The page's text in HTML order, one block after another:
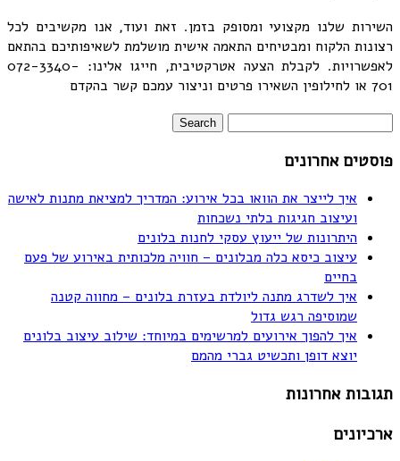
השירות שלנו מקצועי ומסופק בזמן. זאת ועוד, אנו מקשיבים לכל
רצונות הלקוח ומבטיחים התאמה אישית מושלמת לשאיפותיכם בהתאם
לאפשרויות. לקבלת הצעה אטרקטיבית, חייגו אלינו: 072-3340-
701 או לחילופין השאירו פרטים וניצור עמכם קשר בהקדם
פוסטים אחרונים
איך לייצר את הוואו בכל אירוע: המדריך למציאת מתנות לאישה
ועיצוב חגיגות בלתי נשכחות
היתרונות של ייעוץ עסקי לחנות בלונים
עיצוב כיסא כלה מבלונים – חוויה מלכותית באירוע של פעם
בחיים
איך לשדרג מתנה ליולדת בעזרת בלונים – מחווה קטנה
שמוסיפה רגש גדול
איך להפוך אירועים למרשימים במיוחד: שילוב עיצוב בלונים
יוצא דופן ותכשיט גברי מהמם
תגובות אחרונות
ארכיונים